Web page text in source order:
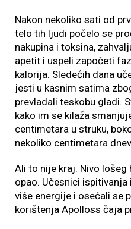
Nakon nekoliko sati od
telo tih ljudi počelo se
nakupina i toksina,
apetit i uspeli započeti
kalorija. Sledećih dana
jesti u kasnim satima
prevladali teskobu gladi.
kako im se kilaža
centimetara u struku,
nekoliko centimetara
Ali to nije kraj. Nivo
opao. Učesnici
više energije i osećali se
korištenja Apolloss čaja